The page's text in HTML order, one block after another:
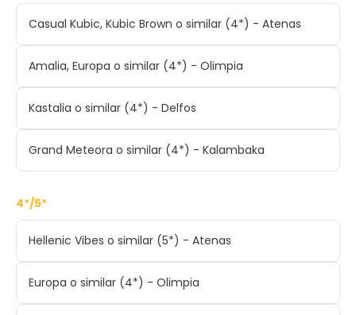
Casual Kubic, Kubic Brown o similar (4*) - Atenas
Amalia, Europa o similar (4*) - Olimpia
Kastalia o similar (4*) - Delfos
Grand Meteora o similar (4*) - Kalambaka
4*/5*
Hellenic Vibes o similar (5*) - Atenas
Europa o similar (4*) - Olimpia